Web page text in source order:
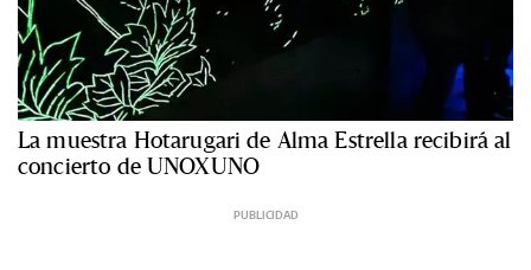
La muestra Hotarugari de Alma Estrella recibirá al
concierto de UNOXUNO